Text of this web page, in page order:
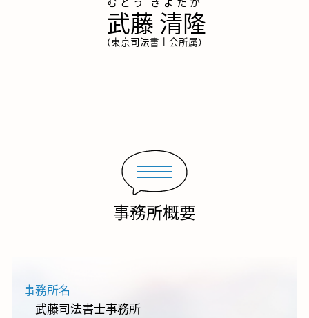
武藤 清隆
（東京司法書士会所属）
事務所概要
事務所名
武藤司法書士事務所